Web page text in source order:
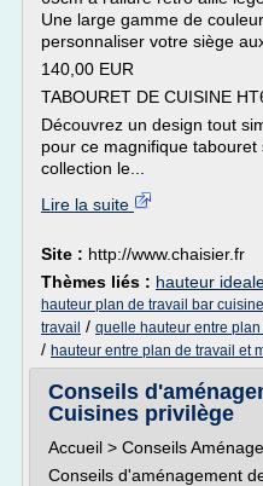
Une large gamme de
personnaliser votre siège
140,00 EUR
TABOURET DE CUISINE
Découvrez un design tout
pour ce magnifique tabouret
collection le...
Lire la suite
Site : http://www.chaisier.fr
Thèmes liés : hauteur
hauteur plan de travail bar cuisine
travail / quelle hauteur entre
/ hauteur entre plan de travail et
Conseils
Cuisines privilège
Accueil > Conseils
Conseils d'aménagement